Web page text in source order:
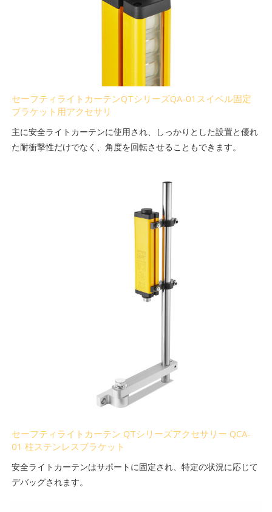
セーフティライトカーテンQTシリーズQA-01スイベル固定
ブラケット用アクセサリ
主に安全ライトカーテンに使用され、しっかりとした設置と優れ
た耐衝撃性だけでなく、角度を回転させることもできます。
セーフティライトカーテン QTシリーズアクセサリー QCA-
01 柱ステンレスブラケット
安全ライトカーテンはサポートに固定され、特定の状況に応じて
デバッグされます。